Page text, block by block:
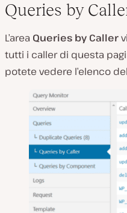
Queries by
L’area Queries by Caller
tutti i caller di questa
potete vedere l’elenco